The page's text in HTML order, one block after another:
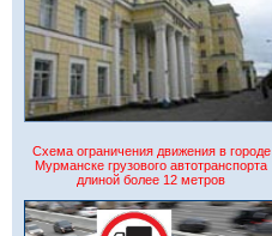
Схема ограничения движения в городе
Мурманске грузового автотранспорта
длиной более 12 метров